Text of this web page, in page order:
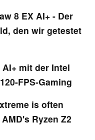
8 EX AI+ - Der
den wir getestet
AI+ mit der Intel
FPS-Gaming
is often
Ryzen Z2